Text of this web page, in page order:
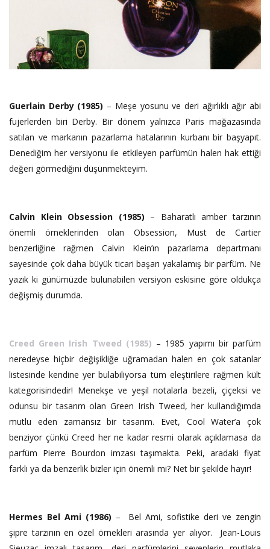
Guerlain Derby (1985) – Meşe yosunu ve deri ağırlıklı ağır abi
fujerlerden biri Derby. Bir dönem yalnızca Paris mağazasında
satılan ve markanın pazarlama hatalarının kurbanı bir başyapıt.
Denediğim her versiyonu ile etkileyen parfümün halen hak ettiği
değeri görmediğini düşünmekteyim.
Calvin Klein Obsession (1985) – Baharatlı amber tarzının
önemli örneklerinden olan Obsession, Must de Cartier
benzerliğine rağmen Calvin Klein’ın pazarlama departmanı
sayesinde çok daha büyük ticari başarı yakalamış bir parfüm. Ne
yazık ki günümüzde bulunabilen versiyon eskisine göre oldukça
değişmiş durumda.
Creed Green Irish Tweed (1985) – 1985 yapımı bir parfüm
neredeyse hiçbir değişikliğe uğramadan halen en çok satanlar
listesinde kendine yer bulabiliyorsa tüm eleştirilere rağmen kült
kategorisindedir! Menekşe ve yeşil notalarla bezeli, çiçeksi ve
odunsu bir tasarım olan Green Irish Tweed, her kullandığımda
mutlu eden zamansız bir tasarım. Evet, Cool Water’a çok
benziyor çünkü Creed her ne kadar resmi olarak açıklamasa da
parfüm Pierre Bourdon imzası taşımakta. Peki, aradaki fiyat
farklı ya da benzerlik bizler için önemli mi? Net bir şekilde hayır!
Hermes Bel Ami (1986) – Bel Ami, sofistike deri ve zengin
şipre tarzının en özel örnekleri arasında yer alıyor. Jean-Louis